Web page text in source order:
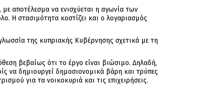
αποτέλεσμα να ενισχύεται η αγωνία των
Η στασιμότητα κοστίζει και ο λογαριασμός
της κυπριακής Κυβέρνησης σχετικά με τη
βεβαίως ότι το έργο είναι βιώσιμο. Δηλαδή,
να δημιουργεί δημοσιονομικά βάρη και τρύπες
για τα νοικοκυριά και τις επιχειρήσεις.